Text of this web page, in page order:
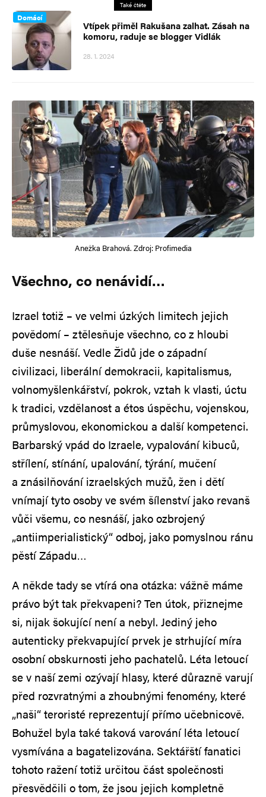
Také čtěte
Domácí
Vtípek přiměl Rakušana zalhat. Zásah na
komoru, raduje se blogger Vidlák
28. 1. 2024
Anežka Brahová. Zdroj: Profimedia
Všechno, co nenávidí…
Izrael totiž – ve velmi úzkých limitech jejich
povědomí – ztělesňuje všechno, co z hloubi
duše nesnáší. Vedle Židů jde o západní
civilizaci, liberální demokracii, kapitalismus,
volnomyšlenkářství, pokrok, vztah k vlasti, úctu
k tradici, vzdělanost a étos úspěchu, vojenskou,
průmyslovou, ekonomickou a další kompetenci.
Barbarský vpád do Izraele, vypalování kibuců,
střílení, stínání, upalování, týrání, mučení
a znásilňování izraelských mužů, žen i dětí
vnímají tyto osoby ve svém šílenství jako revanš
vůči všemu, co nesnáší, jako ozbrojený
„antiimperialistický“ odboj, jako pomyslnou ránu
pěstí Západu…
A někde tady se vtírá ona otázka: vážně máme
právo být tak překvapeni? Ten útok, přiznejme
si, nijak šokující není a nebyl. Jediný jeho
autenticky překvapující prvek je strhující míra
osobní obskurnosti jeho pachatelů. Léta letoucí
se v naší zemi ozývají hlasy, které důrazně varují
před rozvratnými a zhoubnými fenomény, které
„naši“ teroristé reprezentují přímo učebnicově.
Bohužel byla také taková varování léta letoucí
vysmívána a bagatelizována. Sektářští fanatici
tohoto ražení totiž určitou část společnosti
přesvědčili o tom, že jsou jejich kompletně